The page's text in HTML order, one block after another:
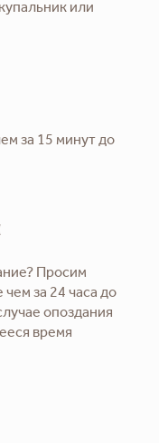
или
за 15 минут до
Просим
за 24 часа до
опоздания
время